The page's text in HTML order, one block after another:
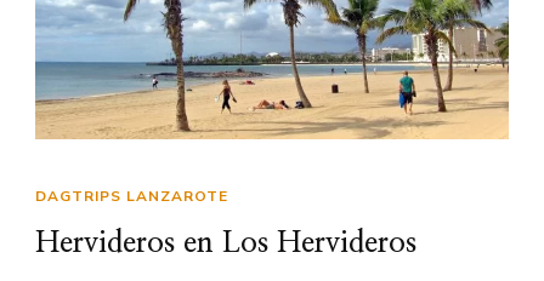
DAGTRIPS LANZAROTE
Hervideros en Los Hervideros